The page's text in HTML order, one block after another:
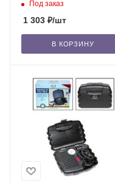
Под заказ
1 303 ₽/шт
В КОРЗИНУ